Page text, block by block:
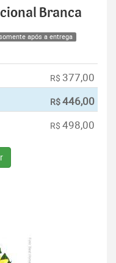
Branca
após a entrega
R$ 377,00
R$446,00
R$ 498,00